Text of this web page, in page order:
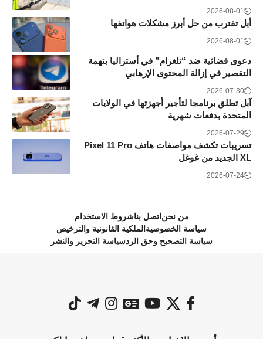
2026-08-01
أبل تقترب من حل أبرز مشكلات هواتفها
2026-08-01
دعوى قضائية ضد “تلغرام” في أستراليا بتهمة
التقصير في إزالة المحتوى الإرهابي
2026-07-30
آبل تطلق برنامجا لتأجير أجهزتها في الولايات
المتحدة بدفعات شهرية
2026-07-29
تسريبات تكشف مواصفات هاتف Pixel 11 Pro
XL الجديد من غوغل
2026-07-24
من نحن اتصل بناشروط الاستخدام
سياسة الخصوصية الملكية القانونية والترخيص
سياسة التصحيح وحق الردسياسة التحرير والنشر